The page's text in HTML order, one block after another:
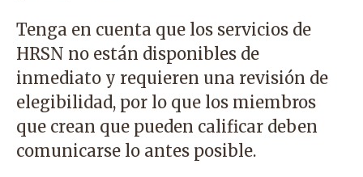
Tenga en cuenta que los servicios de
HRSN no están disponibles de
inmediato y requieren una revisión de
elegibilidad, por lo que los miembros
que crean que pueden calificar deben
comunicarse lo antes posible.